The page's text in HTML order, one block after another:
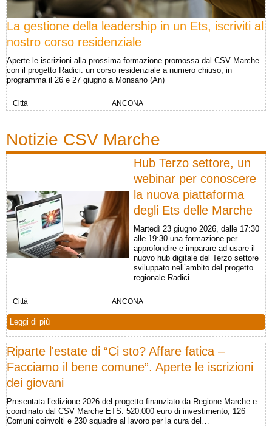
La gestione della leadership in un Ets, iscriviti al
nostro corso residenziale
Aperte le iscrizioni alla prossima formazione promossa dal CSV Marche
con il progetto Radici: un corso residenziale a numero chiuso, in
programma il 26 e 27 giugno a Monsano (An)
Città ANCONA
Notizie CSV Marche
Hub Terzo settore, un
webinar per conoscere
la nuova piattaforma
degli Ets delle Marche
Martedì 23 giugno 2026, dalle 17:30
alle 19:30 una formazione per
approfondire e imparare ad usare il
nuovo hub digitale del Terzo settore
sviluppato nell’ambito del progetto
regionale Radici…
Città ANCONA
Leggi di più
Riparte l'estate di “Ci sto? Affare fatica –
Facciamo il bene comune”. Aperte le iscrizioni
dei giovani
Presentata l’edizione 2026 del progetto finanziato da Regione Marche e
coordinato dal CSV Marche ETS: 520.000 euro di investimento, 126
Comuni coinvolti e 230 squadre al lavoro per la cura del…